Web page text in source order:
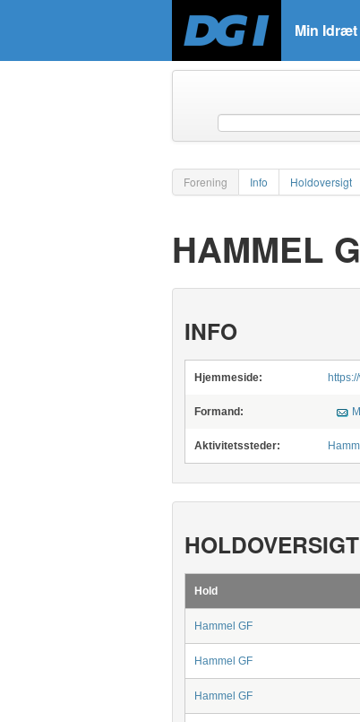
Min Idræt
Forening Info Holdoversigt
HAMMEL
INFO
Hjemmeside:
Formand:
Aktivitetssteder:
HOLDOVERSIGT
Hold
Hammel GF
Hammel GF
Hammel GF